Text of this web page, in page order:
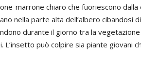
marrone chiaro che fuoriescono
nella parte alta dell’albero cibandosi
durante il giorno tra la
L’insetto può colpire sia piante giovani